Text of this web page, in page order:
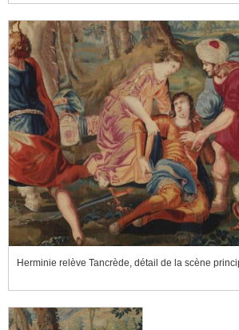
Herminie relève Tancrède, détail de la scène